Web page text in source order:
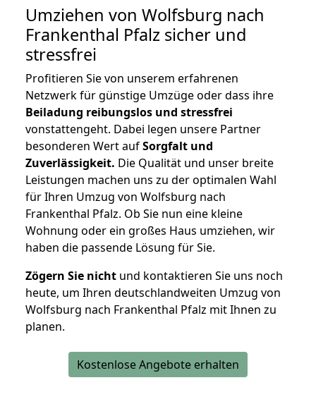
Umziehen von Wolfsburg nach
Frankenthal Pfalz sicher und
stressfrei
Profitieren Sie von unserem erfahrenen
Netzwerk für günstige Umzüge oder dass ihre
Beiladung reibungslos und stressfrei
vonstattengeht. Dabei legen unsere Partner
besonderen Wert aufSorgfalt und
Zuverlässigkeit. Die Qualität und unser breite
Leistungen machen uns zu der optimalen Wahl
für Ihren Umzug von Wolfsburg nach
Frankenthal Pfalz. Ob Sie nun eine kleine
Wohnung oder ein großes Haus umziehen, wir
haben die passende Lösung für Sie.
Zögern Sie nicht und kontaktieren Sie uns noch
heute, um Ihren deutschlandweiten Umzug von
Wolfsburg nach Frankenthal Pfalz mit Ihnen zu
planen.
Kostenlose Angebote erhalten